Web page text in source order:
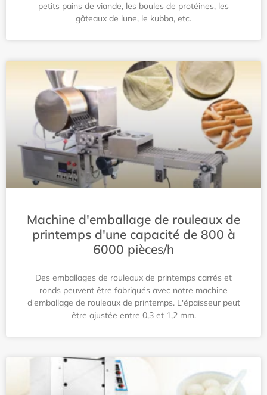
petits pains de viande, les boules de protéines, les
gâteaux de lune, le kubba, etc.
Machine d'emballage de rouleaux de
printemps d'une capacité de 800 à
6000 pièces/h
Des emballages de rouleaux de printemps carrés et
ronds peuvent être fabriqués avec notre machine
d'emballage de rouleaux de printemps. L'épaisseur peut
être ajustée entre 0,3 et 1,2 mm.